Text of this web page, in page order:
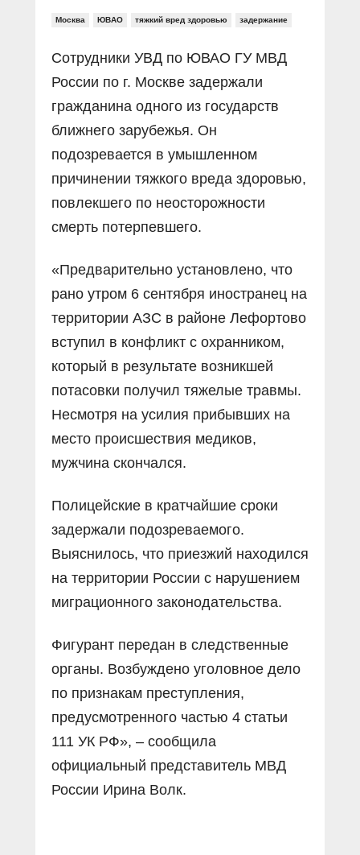
Москва ЮВАО тяжкий вред здоровью задержание
Сотрудники УВД по ЮВАО ГУ МВД
России по г. Москве задержали
гражданина одного из государств
ближнего зарубежья. Он
подозревается в умышленном
причинении тяжкого вреда здоровью,
повлекшего по неосторожности
смерть потерпевшего.
«Предварительно установлено, что
рано утром 6 сентября иностранец на
территории АЗС в районе Лефортово
вступил в конфликт с охранником,
который в результате возникшей
потасовки получил тяжелые травмы.
Несмотря на усилия прибывших на
место происшествия медиков,
мужчина скончался.
Полицейские в кратчайшие сроки
задержали подозреваемого.
Выяснилось, что приезжий находился
на территории России с нарушением
миграционного законодательства.
Фигурант передан в следственные
органы. Возбуждено уголовное дело
по признакам преступления,
предусмотренного частью 4 статьи
111 УК РФ», – сообщила
официальный представитель МВД
России Ирина Волк.